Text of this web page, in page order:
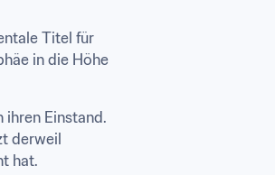
Titel für
in die Höhe
ihren Einstand.
derweil
hat.